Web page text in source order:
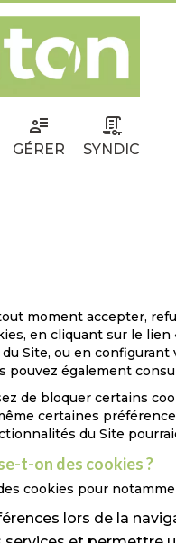
GÉRER SYNDIC
moment accepter,
en cliquant sur le
Site, ou en
pouvez également
de bloquer certains
certaines
du Site
t-on des cookies ?
cookies pour
lors de la